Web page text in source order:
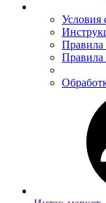
Условия
Правила
Правила